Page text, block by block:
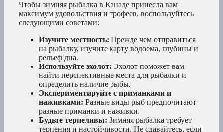
Чтобы зимняя рыбалка в Канаде принесла вам
максимум удовольствия и трофеев, воспользуйтесь
следующими советами:
Изучите местность: Прежде чем отправиться
на рыбалку, изучите карту водоема, глубины и
рельеф дна.
Используйте эхолот: Эхолот поможет вам
найти перспективные места для рыбалки и
определить наличие рыбы.
Экспериментируйте с приманками и
наживками: Разные виды рыб предпочитают
разные приманки и наживки.
Будьте терпеливы: Зимняя рыбалка требует
терпения и настойчивости. Не сдавайтесь, если